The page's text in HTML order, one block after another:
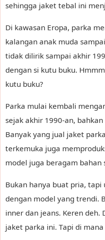
sehingga jaket tebal ini
Di kawasan Eropa, parka
kalangan anak muda
tidak dilirik sampai akhir
dengan si kutu buku.
kutu buku?
Parka mulai kembali
sejak akhir 1990-an,
Banyak yang jual jaket
terkemuka juga
model juga beragam bahan
Bukan hanya buat pria,
dengan model yang trendi.
inner dan jeans. Keren deh.
jaket parka ini. Tapi di